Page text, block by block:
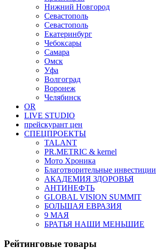
Нижний Новгород
Севастополь
Севастополь
Екатеринбург
Чебоксары
Самара
Омск
Уфа
Волгоград
Воронеж
Челябинск
OR
LIVE STUDIO
прейскурант цен
СПЕЦПРОЕКТЫ
TALANT
PR.METRIC & kernel
Мото Хроника
Благотворительные инвестиции
АКАДЕМИЯ ЗДОРОВЬЯ
АНТИНЕФТЬ
GLOBAL VISION SUMMIT
БОЛЬШАЯ ЕВРАЗИЯ
9 МАЯ
БРАТЬЯ НАШИ МЕНЬШИЕ
Рейтинговые товары